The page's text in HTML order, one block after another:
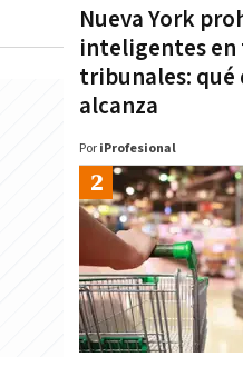
Nueva York
inteligentes en
tribunales:
alcanza
Por iProfesional